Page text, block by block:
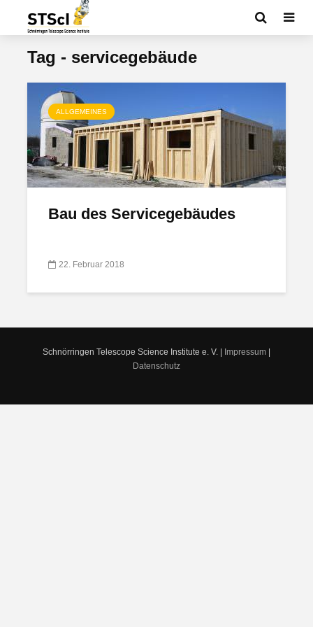
Tag - servicegebäude
ALLGEMEINES
Bau des Servicegebäudes
22. Februar 2018
Schnörringen Telescope Science Institute e. V. | Impressum
Datenschutz